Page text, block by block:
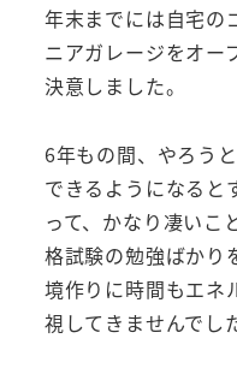
年末までには自宅の
ニアガレージをオー
決意しました。
6年もの間、やろう
できるようになると
って、かなり凄いこ
格試験の勉強ばかり
境作りに時間もエネ
視してきませんでし